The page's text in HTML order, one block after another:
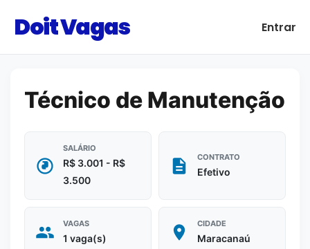
Doit Vagas Entrar
Técnico de Manutenção
SALÁRIO
R$ 3.001 - R$
3.500
CONTRATO
Efetivo
VAGAS
1 vaga(s)
CIDADE
Maracanaú